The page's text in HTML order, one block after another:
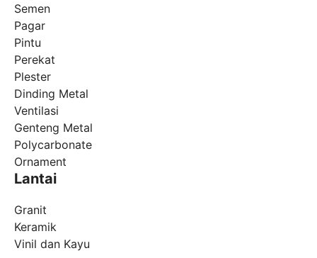
Semen
Pagar
Pintu
Perekat
Plester
Dinding Metal
Ventilasi
Genteng Metal
Polycarbonate
Ornament
Lantai
Granit
Keramik
Vinil dan Kayu